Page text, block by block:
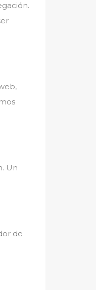
Un
de